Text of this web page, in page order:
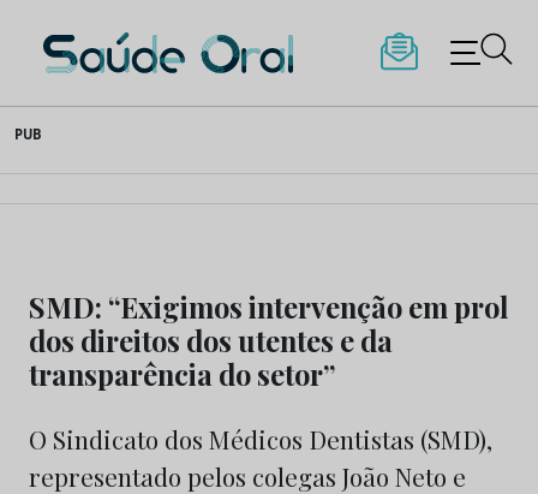
to
content
Saúde Oral
PUB
SMD: “Exigimos intervenção em prol
dos direitos dos utentes e da
transparência do setor”
O Sindicato dos Médicos Dentistas (SMD),
representado pelos colegas João Neto e